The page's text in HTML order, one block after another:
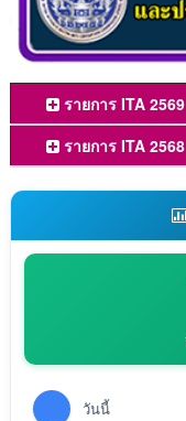
รายการ ITA 2569
รายการ ITA 2568
วันนี้